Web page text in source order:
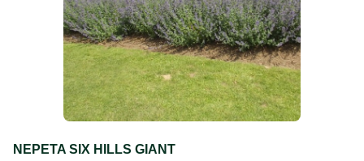
NEPETA SIX HILLS GIANT